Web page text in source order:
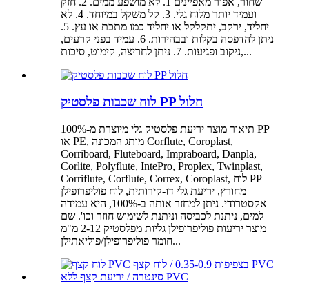
ועמיד יותר מלוח גלי. 3. קל משקל במיוחד. 4. לא
יחליד, ירקב, יתקלקל או יחליד כמו מתכת או עץ. 5.
ניתן להדפסה בקלות ובבהירות. 6. עמיד בפני קרעים,
ניקוב ופגיעות. 7. ניתן לחריצה, קימוט, סיכות,...
לוח שכבות פלסטיק PP חלול
תיאור מוצר יריעת פלסטיק גלי מיוצרת מ-100% PP
או PE, מותג המכונה Corflute, Coroplast,
Corriboard, Fluteboard, Impraboard, Danpla,
Corlite, Polyflute, IntePro, Proplex, Twinplast,
Corriflute, Corflute, Correx, Coroplast, לוח PP
מחורץ, יריעת גלי דו-קירותית, לוח פוליפרופילן
אקסטרודי. ניתן למחזר אותה ב-100%, היא עמידה
למים, ניתנת לכביסה וניתנת לשימוש חוזר וכו'. שם
מוצר יריעות פוליפרופילן גליות מפלסטיק 2-12 מ"מ
חומר פוליפרופילן/פוליאתילן...